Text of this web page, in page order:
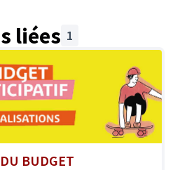
liées 1
BUDGET